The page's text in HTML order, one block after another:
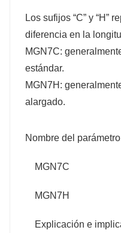
Los sufijos “C” y “H”
diferencia en la
MGN7C:
estándar.
MGN7H:
alargado.
Nombre del parámetro
MGN7C
MGN7H
Explicación e